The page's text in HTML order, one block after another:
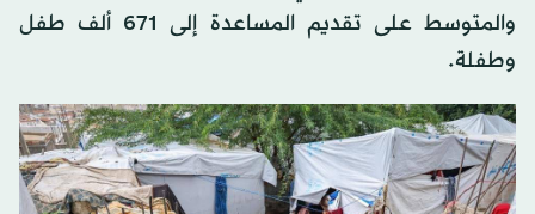
والمتوسط على تقديم المساعدة إلى 671 ألف طفل
وطفلة.